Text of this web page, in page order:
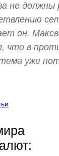
не должны
он.
что в
уже